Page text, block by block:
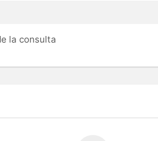
la consulta